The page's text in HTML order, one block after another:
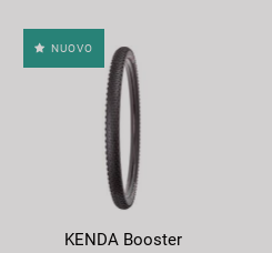
NUOVO
KENDA Booster